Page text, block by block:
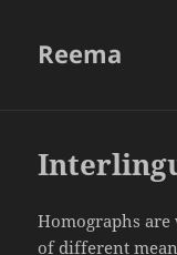
Reema
Homo­graphs
of diffe­rent